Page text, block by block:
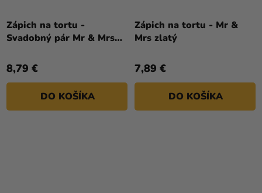
Zápich na tortu -
Svadobný pár Mr & Mrs
8,79 €
DO KOŠÍKA
Zápich na tortu - Mr &
Mrs zlatý
7,89 €
DO KOŠÍKA